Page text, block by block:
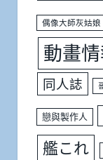
偶像大師灰姑娘
動畫
同人誌
戀與製作人
艦これ